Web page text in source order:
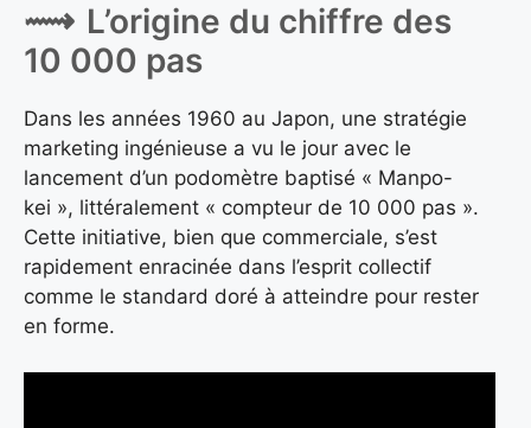
L’origine du chiffre des
10 000 pas
Dans les années 1960 au Japon, une stratégie
marketing ingénieuse a vu le jour avec le
lancement d’un podomètre baptisé « Manpo-
kei », littéralement « compteur de 10 000 pas ».
Cette initiative, bien que commerciale, s’est
rapidement enracinée dans l’esprit collectif
comme le standard doré à atteindre pour rester
en forme.